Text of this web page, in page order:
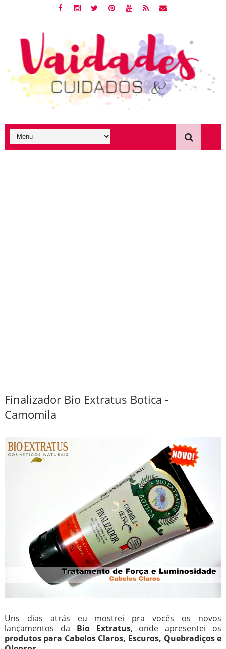
Finalizador Bio Extratus Botica -
Camomila
Uns dias atrás eu mostrei pra vocês os novos
lançamentos da Bio Extratus, onde apresentei os
produtos para Cabelos Claros, Escuros, Quebradiços e